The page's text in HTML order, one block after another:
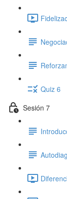
Quiz 6
Sesión 7